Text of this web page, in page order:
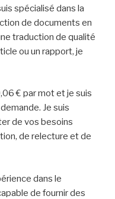
spécialisé dans la
de documents en
traduction de qualité
ou un rapport, je
€ par mot et je suis
Je suis
de vos besoins
de relecture et de
dans le
de fournir des